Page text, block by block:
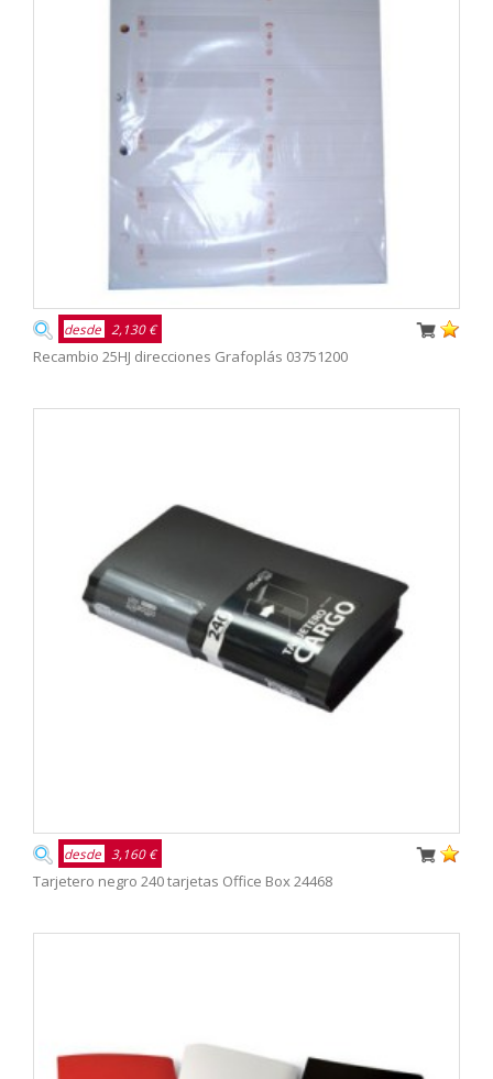
desde 2,130 €
Recambio 25HJ direcciones Grafoplás 03751200
desde 3,160 €
Tarjetero negro 240 tarjetas Office Box 24468